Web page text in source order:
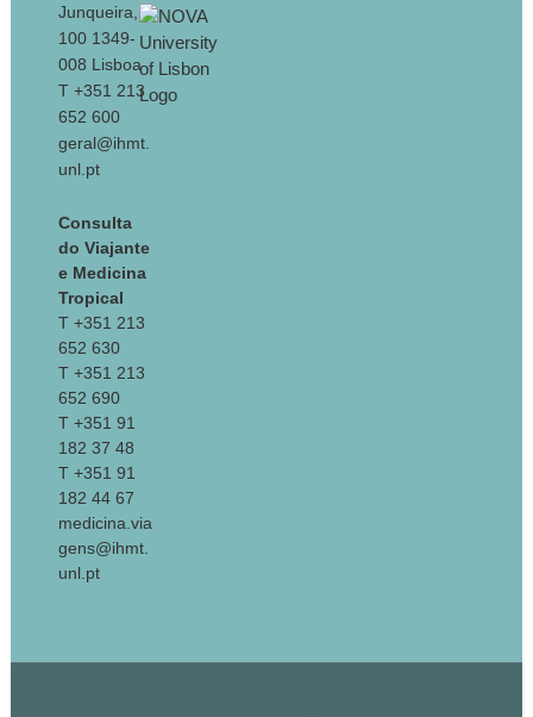
Junqueira,
100 1349-
008 Lisboa
T +351 213
652 600
geral@ihmt.
unl.pt
Consulta
do Viajante
e Medicina
Tropical
T +351 213
652 630
T +351 213
652 690
T +351 91
182 37 48
T +351 91
182 44 67
medicina.via
gens@ihmt.
unl.pt